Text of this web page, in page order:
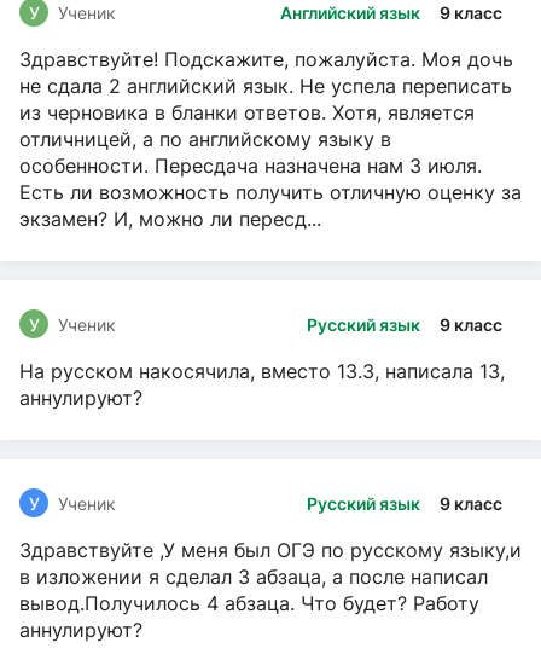
Английский язык 9 класс
У Ученик
Здравствуйте! Подскажите, пожалуйста. Моя дочь
не сдала 2 английский язык. Не успела переписать
из черновика в бланки ответов. Хотя, является
отличницей, а по английскому языку в
особенности. Пересдача назначена нам 3 июля.
Есть ли возможность получить отличную оценку за
экзамен? И, можно ли пересд...
Русский язык 9 класс
У Ученик
На русском накосячила, вместо 13.3, написала 13,
аннулируют?
Русский язык 9 класс
У Ученик
Здравствуйте ,У меня был ОГЭ по русскому языку,и
в изложении я сделал 3 абзаца, а после написал
вывод.Получилось 4 абзаца. Что будет? Работу
аннулируют?